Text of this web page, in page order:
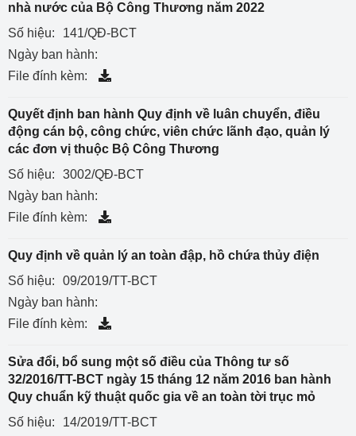
nhà nước của Bộ Công Thương năm 2022
Số hiệu:
141/QĐ-BCT
Ngày ban hành:
File đính kèm:
Quyết định ban hành Quy định về luân chuyển, điều
động cán bộ, công chức, viên chức lãnh đạo, quản lý
các đơn vị thuộc Bộ Công Thương
Số hiệu:
3002/QĐ-BCT
Ngày ban hành:
File đính kèm:
Quy định về quản lý an toàn đập, hồ chứa thủy điện
Số hiệu:
09/2019/TT-BCT
Ngày ban hành:
File đính kèm:
Sửa đổi, bổ sung một số điều của Thông tư số
32/2016/TT-BCT ngày 15 tháng 12 năm 2016 ban hành
Quy chuẩn kỹ thuật quốc gia về an toàn tời trục mỏ
Số hiệu:
14/2019/TT-BCT